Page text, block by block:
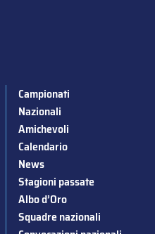
Campionati
Nazionali
Amichevoli
Calendario
News
Stagioni passate
Albo d’Oro
Squadre nazionali